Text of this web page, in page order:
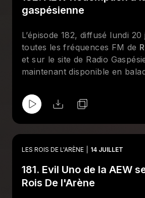
entrevues téléphoniques avec
Abonnez-vous sur Apple et/
suivez la page Facebook des
l'Arène!
gaspésienne
L’épisode 182, diffusé lundi
toutes les fréquences FM de
et sur le site de Radio
maintenant disponible en
auxRois De l'Arène
Dave Ferguson, Bertrand
sur les moments forts de
lutte professionnelle. Au menu
gaspésienne, une discussion
l'importance de savoir bien se
LES ROIS DE L'ARÈNE 14 JUILLET
181. Evil Uno de la AEW
Rois De l'Arène